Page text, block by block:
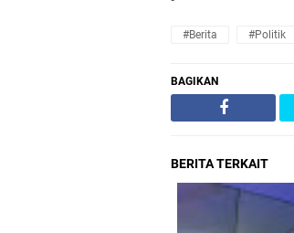
#Berita #Politik
BAGIKAN
BERITA TERKAIT